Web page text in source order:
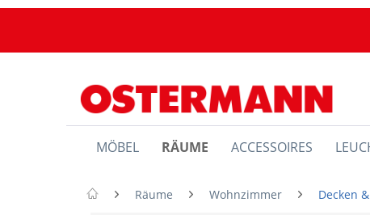
MÖBEL RÄUME ACCESSOIRES
Räume Wohnzimmer
Decken